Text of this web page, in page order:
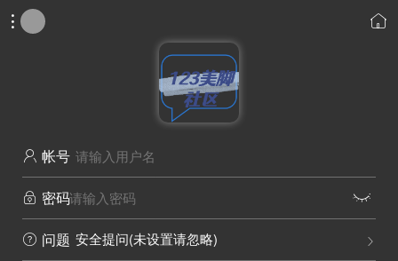
 
 帐号
 密码 
 问题 
安全提问(未设置请忽略)